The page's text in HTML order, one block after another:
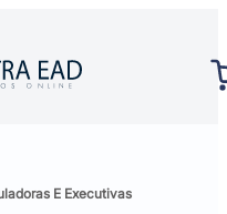
E Executivas